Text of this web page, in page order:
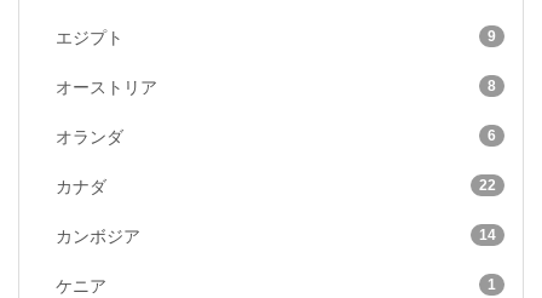
エジプト 9
オーストリア 8
オランダ 6
カナダ 22
カンボジア 14
ケニア 1